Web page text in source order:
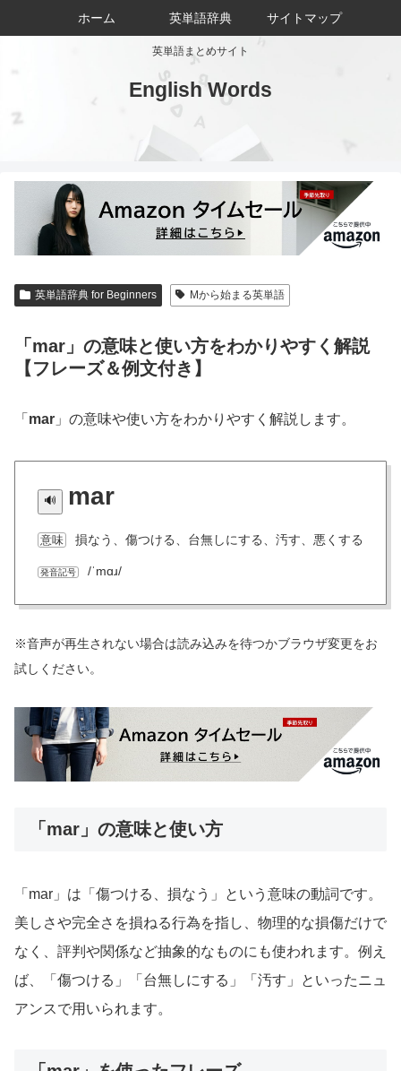
英単語まとめサイト
English Words
ホーム 英単語辞典 サイトマップ
英単語辞典 for Beginners Mから始まる英単語
「mar」の意味と使い方をわかりやすく解説
【フレーズ＆例文付き】
「 mar 」の意味や使い方をわかりやすく解説します。
mar
意味 損なう、傷つける、台無しにする、汚す、悪くする
発音記号 /ˈmɑɹ/
※音声が再生されない場合は読み込みを待つかブラウザ変更をお
試しください。
「mar」の意味と使い方
「mar」は「傷つける、損なう」という意味の動詞です。
美しさや完全さを損ねる行為を指し、物理的な損傷だけで
なく、評判や関係など抽象的なものにも使われます。例え
ば、「傷つける」「台無しにする」「汚す」といったニュ
アンスで用いられます。